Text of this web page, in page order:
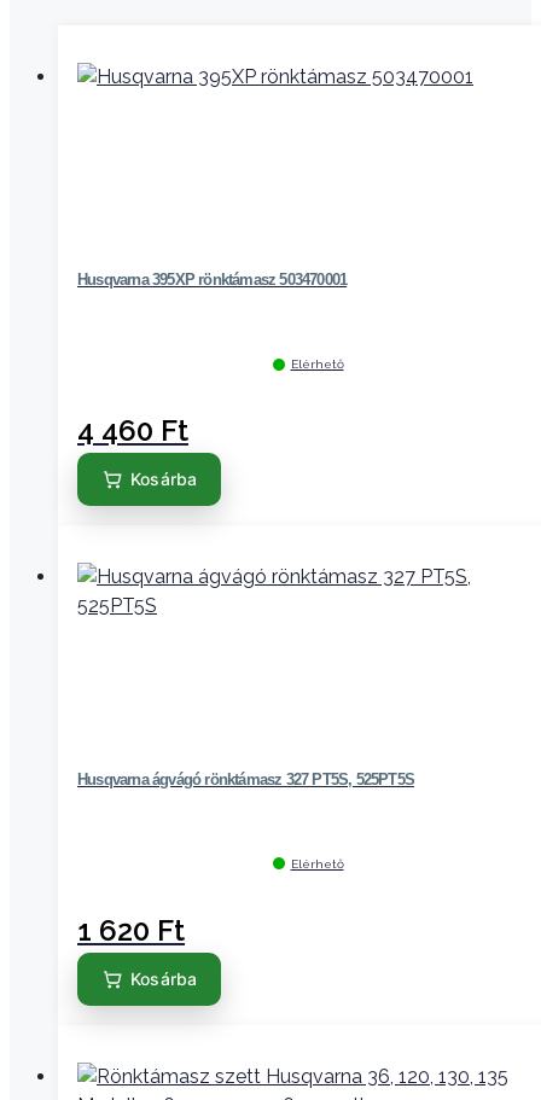
Husqvarna 395XP rönktámasz 503470001
Elérhető
4 460 Ft
Kosárba
Husqvarna ágvágó rönktámasz 327 PT5S, 525PT5S
Elérhető
1 620 Ft
Kosárba